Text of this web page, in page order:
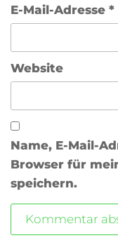
E-Mail-Adresse *
Website
Name, E-Mail-
Browser für
speichern.